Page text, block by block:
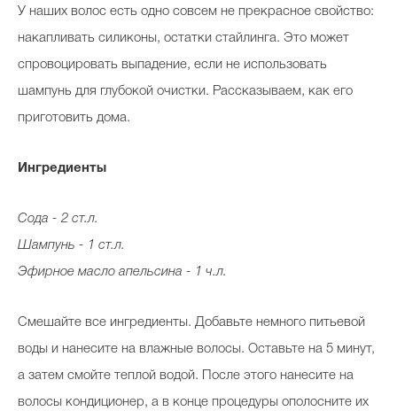
Вопрос эксперту
Папа может
Бьютихакер / Мама-хакер
Выбор визажистов
Выбор косметолога
Хит недели от визажиста
У наших волос есть одно совсем не прекрасное свойство:
накапливать силиконы, остатки стайлинга. Это может
спровоцировать выпадение, если не использовать
шампунь для глубокой очистки. Рассказываем, как его
приготовить дома.
Ингредиенты
Сода - 2 ст.л.
Шампунь - 1 ст.л.
Эфирное масло апельсина - 1 ч.л.
Смешайте все ингредиенты. Добавьте немного питьевой
воды и нанесите на влажные волосы. Оставьте на 5 минут,
а затем смойте теплой водой. После этого нанесите на
волосы кондиционер, а в конце процедуры ополосните их